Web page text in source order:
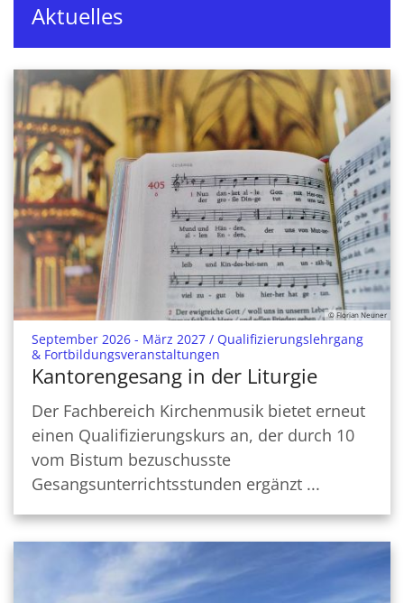
Aktuelles
© Florian Neuner
September 2026 - März 2027 / Qualifizierungslehrgang
& Fortbildungsveranstaltungen
Kantorengesang in der Liturgie
Der Fachbereich Kirchenmusik bietet erneut
einen Qualifizierungskurs an, der durch 10
vom Bistum bezuschusste
Gesangsunterrichtsstunden ergänzt ...